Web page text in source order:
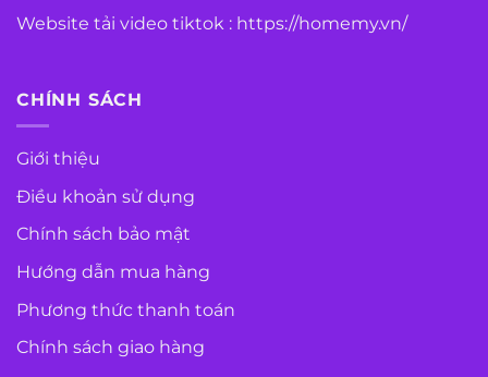
Website tải video tiktok : https://homemy.vn/
CHÍNH SÁCH
Giới thiệu
Điều khoản sử dụng
Chính sách bảo mật
Hướng dẫn mua hàng
Phương thức thanh toán
Chính sách giao hàng